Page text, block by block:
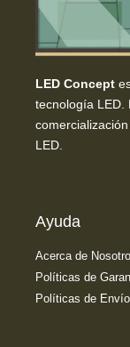
LED Concept
tecnología LED.
LED.
Ayuda
Acerca de
Políticas de
Políticas de Envío